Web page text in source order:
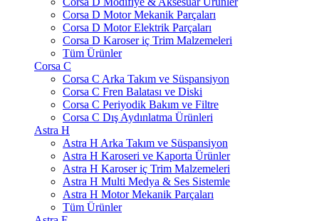
Corsa D Motor Mekanik Parçaları
Corsa D Motor Elektrik Parçaları
Corsa D Karoser iç Trim Malzemeleri
Tüm Ürünler
Corsa C
Corsa C Arka Takım ve Süspansiyon
Corsa C Fren Balatası ve Diski
Corsa C Periyodik Bakım ve Filtre
Corsa C Dış Aydınlatma Ürünleri
Astra H
Astra H Arka Takım ve Süspansiyon
Astra H Karoseri ve Kaporta Ürünler
Astra H Karoser iç Trim Malzemeleri
Astra H Multi Medya & Ses Sistemle
Astra H Motor Mekanik Parçaları
Tüm Ürünler